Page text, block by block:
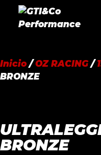
Saltar
Inicio/OZ RACING/
BRONZE
BRONZE